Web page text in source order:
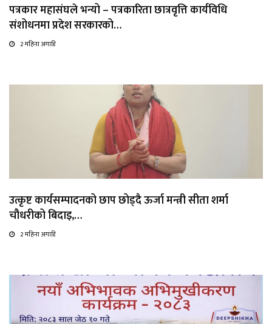
पत्रकार महासंघले भन्यो – पत्रकारिता छात्रवृत्ति कार्यविधि
संशोधनमा प्रदेश सरकारको…
2 महिना अगाडि
उत्कृष्ट कार्यसम्पादनको छाप छोड्दै ऊर्जा मन्त्री सीता शर्मा
चौधरीको बिदाइ,…
2 महिना अगाडि